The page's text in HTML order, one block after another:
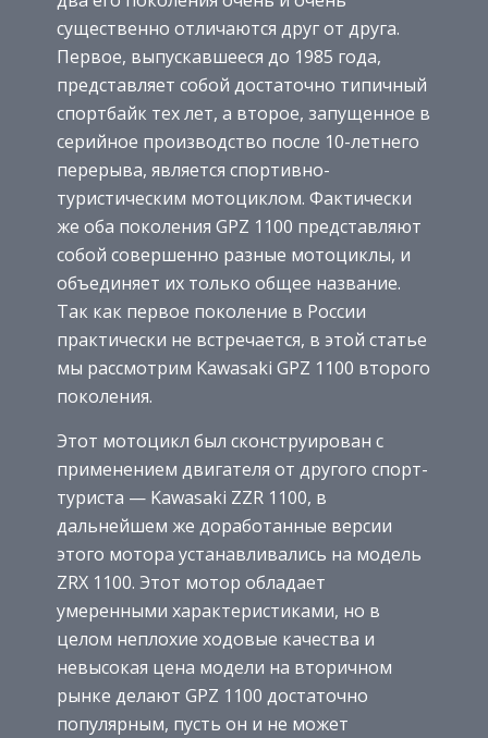
существенно отличаются друг от друга.
Первое, выпускавшееся до 1985 года,
представляет собой достаточно типичный
спортбайк тех лет, а второе, запущенное в
серийное производство после 10-летнего
перерыва, является спортивно-
туристическим мотоциклом. Фактически
же оба поколения GPZ 1100 представляют
собой совершенно разные мотоциклы, и
объединяет их только общее название.
Так как первое поколение в России
практически не встречается, в этой статье
мы рассмотрим Kawasaki GPZ 1100 второго
поколения.
Этот мотоцикл был сконструирован с
применением двигателя от другого спорт-
туриста — Kawasaki ZZR 1100, в
дальнейшем же доработанные версии
этого мотора устанавливались на модель
ZRX 1100. Этот мотор обладает
умеренными характеристиками, но в
целом неплохие ходовые качества и
невысокая цена модели на вторичном
рынке делают GPZ 1100 достаточно
популярным, пусть он и не может